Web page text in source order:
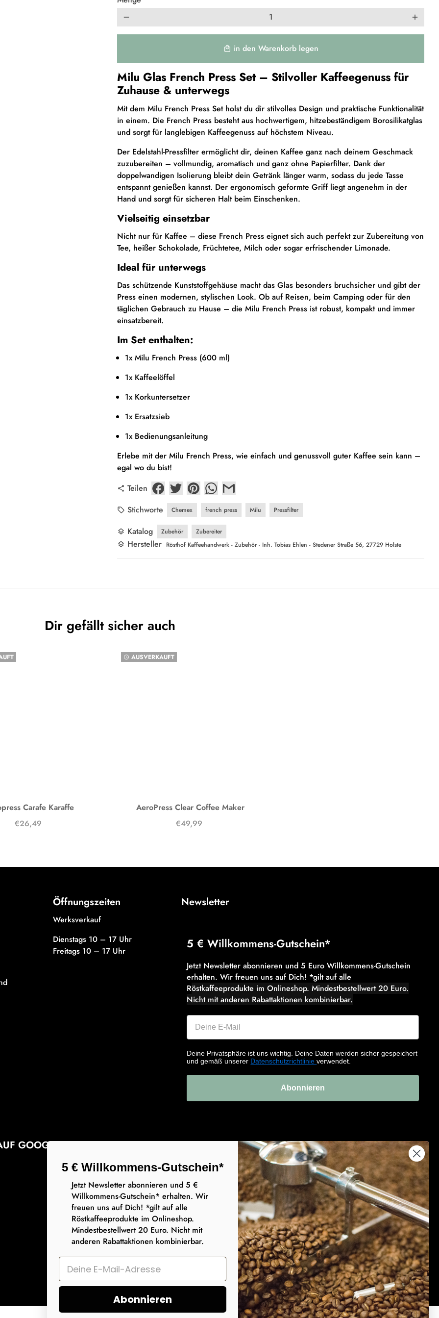
remove add
local_mall in den Warenkorb legen
Milu Glas French Press Set – Stilvoller Kaffeegenuss für
Zuhause & unterwegs
Mit dem Milu French Press Set holst du dir stilvolles Design und praktische Funktionalität
in einem. Die French Press besteht aus hochwertigem, hitzebeständigem Borosilikatglas
und sorgt für langlebigen Kaffeegenuss auf höchstem Niveau.
Der Edelstahl-Pressfilter ermöglicht dir, deinen Kaffee ganz nach deinem Geschmack
zuzubereiten – vollmundig, aromatisch und ganz ohne Papierfilter. Dank der
doppelwandigen Isolierung bleibt dein Getränk länger warm, sodass du jede Tasse
entspannt genießen kannst. Der ergonomisch geformte Griff liegt angenehm in der
Hand und sorgt für sicheren Halt beim Einschenken.
Vielseitig einsetzbar
Nicht nur für Kaffee – diese French Press eignet sich auch perfekt zur Zubereitung von
Tee, heißer Schokolade, Früchtetee, Milch oder sogar erfrischender Limonade.
Ideal für unterwegs
Das schützende Kunststoffgehäuse macht das Glas besonders bruchsicher und gibt der
Press einen modernen, stylischen Look. Ob auf Reisen, beim Camping oder für den
täglichen Gebrauch zu Hause – die Milu French Press ist robust, kompakt und immer
einsatzbereit.
Im Set enthalten:
1x Milu French Press (600 ml)
1x Kaffeelöffel
1x Korkuntersetzer
1x Ersatzsieb
1x Bedienungsanleitung
Erlebe mit der Milu French Press, wie einfach und genussvoll guter Kaffee sein kann –
egal wo du bist!
share Teilen
local_offer Stichworte Chemex french press Milu Pressfilter
layers Katalog Zubehör Zubereiter
layers Hersteller Rösthof Kaffeehandwerk - Zubehör - Inh. Tobias Ehlen - Stedener Straße 56, 27729 Holste
Dir gefällt sicher auch
Carafe Karaffe
€26,49
watch_later AUSVERKAUFT
AeroPress Clear Coffee Maker
€49,99
Öffnungszeiten
Werksverkauf
Dienstags 10 – 17 Uhr
Freitags 10 – 17 Uhr
Newsletter
5 € Willkommens-Gutschein*
Jetzt Newsletter abonnieren und 5 Euro Willkommens-Gutschein
erhalten. Wir freuen uns auf Dich! *gilt auf alle
Röstkaffeeprodukte im Onlineshop. Mindestbestellwert 20 Euro.
Nicht mit anderen Rabattaktionen kombinierbar.
Deine Privatsphäre ist uns wichtig. Deine Daten werden sicher gespeichert
und gemäß unserer Datenschutzrichtlinieverwendet.
Abonnieren
GOOGLE
Zahlungsmethoden
5 € Willkommens-Gutschein*
Jetzt Newsletter abonnieren und 5 €
Willkommens-Gutschein* erhalten. Wir
freuen uns auf Dich! *gilt auf alle
Röstkaffeeprodukte im Onlineshop.
Mindestbestellwert 20 Euro. Nicht mit
anderen Rabattaktionen kombinierbar.
Abonnieren